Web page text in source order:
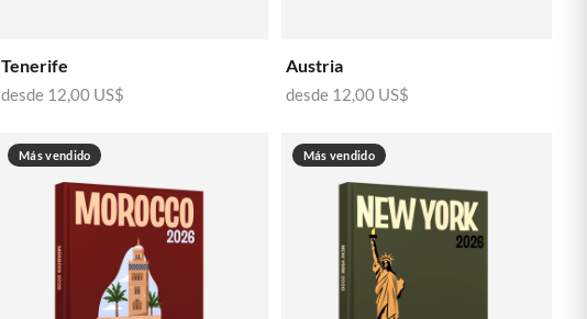
Tenerife
desde 12,00 US$
Austria
desde 12,00 US$
Más vendido Más vendido